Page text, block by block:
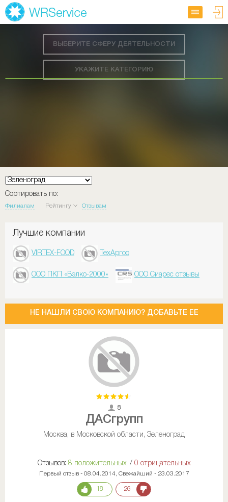
ВЫБЕРИТЕ СФЕРУ ДЕЯТЕЛЬНОСТИ
УКАЖИТЕ КАТЕГОРИЮ
Сортировать по:
Филиалам Рейтингу Отзывам
Лучшие компании
VIRTEX-FOOD ТехАргос
ООО ПКП «Вэлко-2000» ООО Сиарес отзывы
НЕ НАШЛИ СВОЮ КОМПАНИЮ? ДОБАВЬТЕ ЕЕ
8
ДАСгрупп
Москва, в Московской области, Зеленоград
Отзывов: 8 положительных / 0 отрицательных
Первый отзыв - 08.04.2014, Свежайший - 23.03.2017
18 26